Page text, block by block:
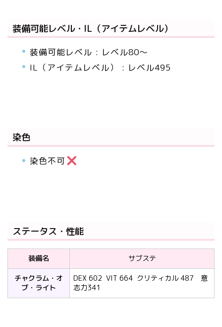
装備可能レベル・IL（アイテムレベル）
装備可能レベル : レベル80～
IL（アイテムレベル） : レベル495
染色
染色不可
ステータス・性能
装備名
サブステ
チャクラム・オ
ブ・ライト
DEX 602 VIT 664 クリティカル 487 意
志力341